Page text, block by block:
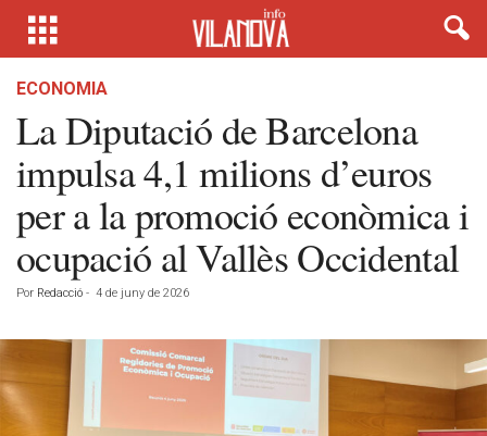
ECONOMIA
La Diputació de Barcelona
impulsa 4,1 milions d’euros
per a la promoció econòmica i
ocupació al Vallès Occidental
Por Redacció - 4 de juny de 2026